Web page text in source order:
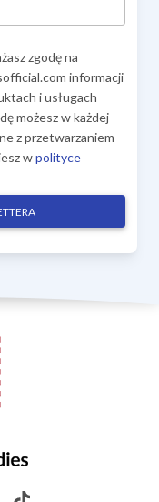
zgodę na
informacji
i usługach
możesz w każdej
z przetwarzaniem
wpolityce